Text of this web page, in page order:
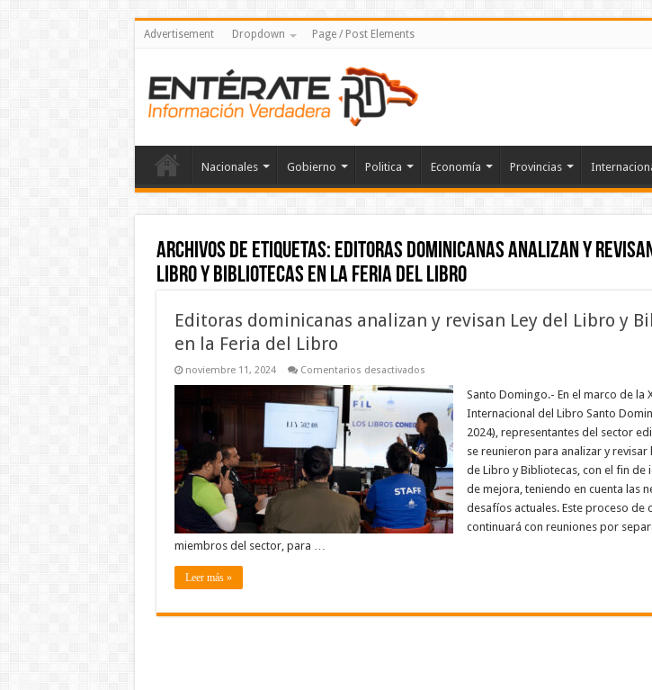
Advertisement Dropdown Page / Post Elements
Nacionales Gobierno Politica Economía Provincias
Archivos de etiquetas: Editoras dominicanas analizan y
Libro y Bibliotecas en la Feria del Libro
Editoras dominicanas analizan y revisan Ley del Libro y
en la Feria del Libro
noviembre 11, 2024 Comentarios desactivadosen
dominicanas
analizan
y
revisan
Ley
del
Libro
Bibliotecas
en
la
Feria
del
Santo Domingo.- En el marco de la
Internacional del Libro Santo
2024), representantes del sector
se reunieron para analizar y revisar
de Libro y Bibliotecas, con el fin de
de mejora, teniendo en cuenta las
desafíos actuales. Este proceso de
continuará con reuniones por
miembros del sector, para …
Leer más »